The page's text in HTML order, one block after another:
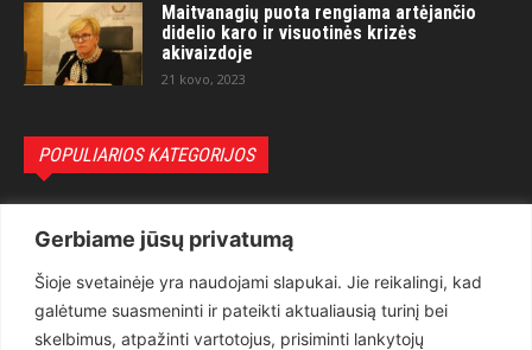
Gerbiame jūsų privatumą
Šioje svetainėje yra naudojami slapukai. Jie reikalingi, kad
galėtume suasmeninti ir pateikti aktualiausią turinį bei
skelbimus, atpažinti vartotojus, prisiminti lankytojų
Maitvanagių puota rengiama artėjančio
didelio karo ir visuotinės krizės
akivaizdoje
21 kovo, 2023
POPULIARIOS KATEGORIJOS
Teisėsauga
1497
Aktualu